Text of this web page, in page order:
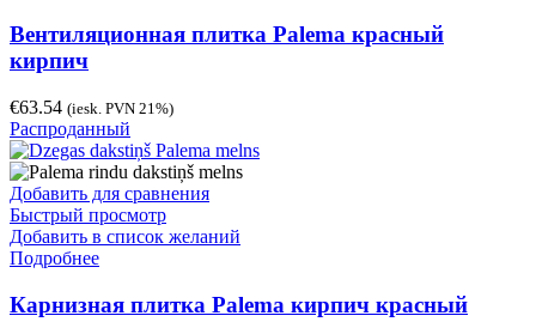
Вентиляционная плитка Palema красный
кирпич
€63.54 (iesk. PVN 21%)
Распроданный
Добавить для сравнения
Быстрый просмотр
Добавить в список желаний
Подробнее
Карнизная плитка Palema кирпич красный